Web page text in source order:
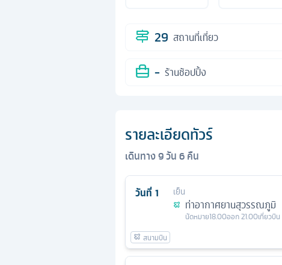
29 สถานที่เที่ยว
- ร้านช้อปปิ้ง
รายละเอียดทัวร์
เดินทาง9วัน6คืน
วันที่ 1 เย็น
ท่าอากาศยานสุวรรณภูมิ
นัดหมาย18.00ออก21.00เที่ยวบิน